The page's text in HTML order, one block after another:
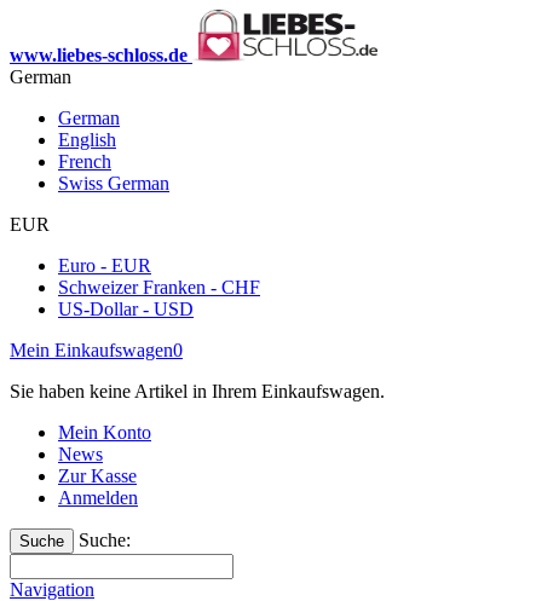
www.liebes-schloss.de
German
German
English
French
Swiss German
EUR
Euro - EUR
Schweizer Franken - CHF
US-Dollar - USD
Mein Einkaufswagen0
Sie haben keine Artikel in Ihrem Einkaufswagen.
Mein Konto
News
Zur Kasse
Anmelden
Suche Suche:
Navigation